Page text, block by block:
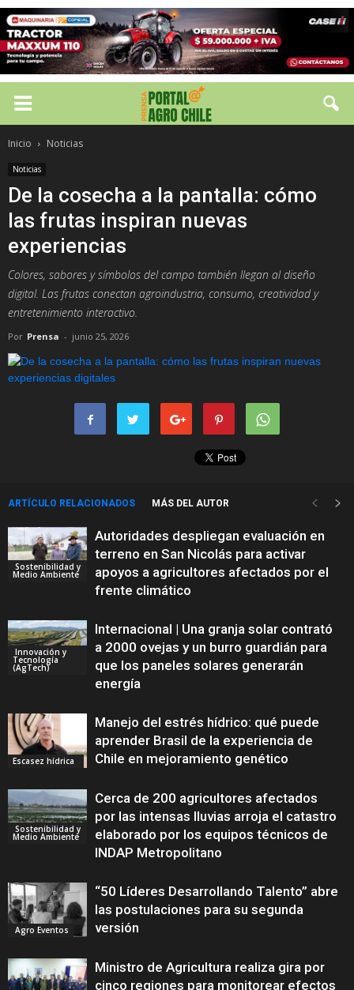
Inicio Noticias
Noticias
De la cosecha a la pantalla: cómo
las frutas inspiran nuevas
experiencias
Colores, sabores y símbolos del campo también llegan al diseño
digital. Las frutas conectan agroindustria, consumo, creatividad y
entretenimiento interactivo.
Por Prensa - junio 25, 2026
ARTÍCULO RELACIONADOS MÁS DEL AUTOR
Sostenibilidad y
Medio Ambiente
Autoridades despliegan evaluación en
terreno en San Nicolás para activar
apoyos a agricultores afectados por el
frente climático
Innovación y
Tecnología
(AgTech)
Internacional | Una granja solar contrató
a 2000 ovejas y un burro guardián para
que los paneles solares generarán
energía
Escasez hídrica
Manejo del estrés hídrico: qué puede
aprender Brasil de la experiencia de
Chile en mejoramiento genético
Sostenibilidad y
Medio Ambiente
Cerca de 200 agricultores afectados
por las intensas lluvias arroja el catastro
elaborado por los equipos técnicos de
INDAP Metropolitano
Agro Eventos
“50 Líderes Desarrollando Talento” abre
las postulaciones para su segunda
versión
Ministro de Agricultura realiza gira por
cinco regiones para monitorear efectos